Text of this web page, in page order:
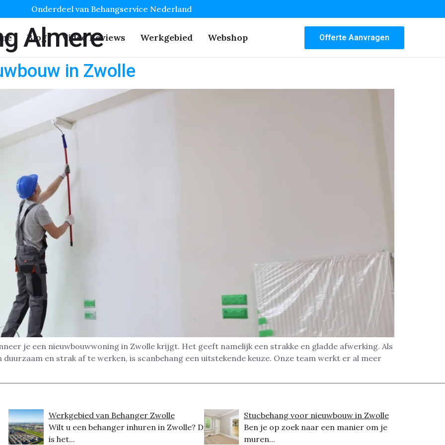
Onderdeel van Behangservice Nederland
Blog Video Reviews Werkgebied Webshop Offerte Aanvragen
Almere
in Zwolle
je een nieuwbouwwoning in Zwolle krijgt. Het geeft namelijk een strakke en gladde afwerking. Als
en strak af te werken, is scanbehang een uitstekende keuze. Onze team werkt er al meer
Werkgebied van Behanger Zwolle
Wilt u een behanger inhuren in Zwolle? Dit
is het...
Stucbehang voor nieuwbouw in Zwolle
Ben je op zoek naar een manier om je
muren...